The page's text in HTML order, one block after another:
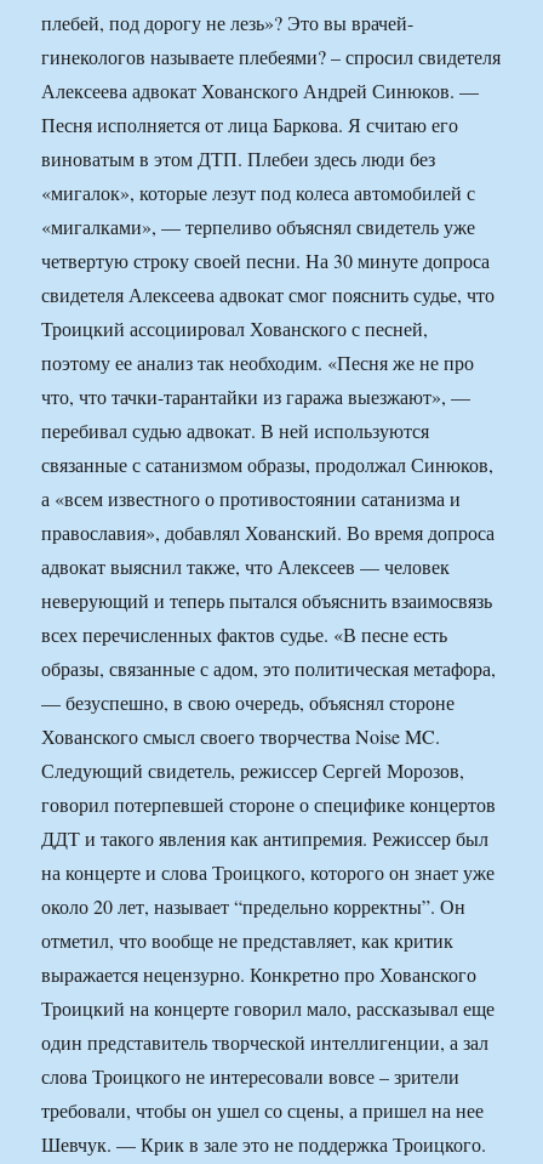
плебей, под дорогу не лезь»? Это вы врачей-
гинекологов называете плебеями? – спросил свидетеля
Алексеева адвокат Хованского Андрей Синюков. —
Песня исполняется от лица Баркова. Я считаю его
виноватым в этом ДТП. Плебеи здесь люди без
«мигалок», которые лезут под колеса автомобилей с
«мигалками», — терпеливо объяснял свидетель уже
четвертую строку своей песни. На 30 минуте допроса
свидетеля Алексеева адвокат смог пояснить судье, что
Троицкий ассоциировал Хованского с песней,
поэтому ее анализ так необходим. «Песня же не про
что, что тачки-тарантайки из гаража выезжают», —
перебивал судью адвокат. В ней используются
связанные с сатанизмом образы, продолжал Синюков,
а «всем известного о противостоянии сатанизма и
православия», добавлял Хованский. Во время допроса
адвокат выяснил также, что Алексеев — человек
неверующий и теперь пытался объяснить взаимосвязь
всех перечисленных фактов судье. «В песне есть
образы, связанные с адом, это политическая метафора,
— безуспешно, в свою очередь, объяснял стороне
Хованского смысл своего творчества Noise MC.
Следующий свидетель, режиссер Сергей Морозов,
говорил потерпевшей стороне о специфике концертов
ДДТ и такого явления как антипремия. Режиссер был
на концерте и слова Троицкого, которого он знает уже
около 20 лет, называет “предельно корректны”. Он
отметил, что вообще не представляет, как критик
выражается нецензурно. Конкретно про Хованского
Троицкий на концерте говорил мало, рассказывал еще
один представитель творческой интеллигенции, а зал
слова Троицкого не интересовали вовсе – зрители
требовали, чтобы он ушел со сцены, а пришел на нее
Шевчук. — Крик в зале это не поддержка Троицкого.